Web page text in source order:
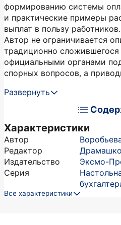
формированию системы
и практические примеры
выплат в пользу работников.
Автор не ограничивается
традиционно сложившегося
официальными органами
спорных вопросов, а
Развернуть
Характеристики
Автор
Редактор
Издательство
Эксмо-
Серия
Все характеристики